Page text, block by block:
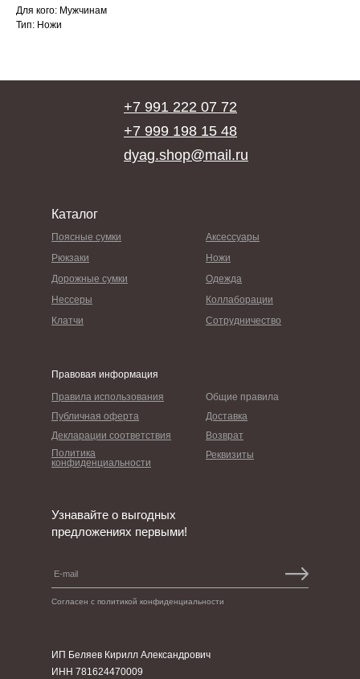
Для кого: Мужчинам
Тип: Ножи
Правила использования
+7 991 222 07 72
dyag.shop@mail.ru
Правовая информация
ИП Беляев Кирилл Александрович
ИНН 781624470009
Каталог
Общие правила
Поясные сумки Аксессуары
Возврат
Декларации соответствия
Дорожные сумки Одежда
Реквизиты
Политика
конфиденциальности
Коллаборации
Нессеры
Доставка
Публичная оферта
Рюкзаки Ножи
Клатчи Сотрудничество
Согласен с политикой конфиденциальности
Узнавайте о выгодных
предложениях первыми!
+7 999 198 15 48